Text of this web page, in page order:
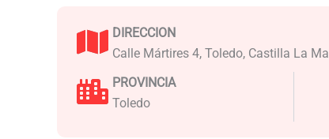
DIRECCION
Calle Mártires 4, Toledo, Castilla La
PROVINCIA
Toledo